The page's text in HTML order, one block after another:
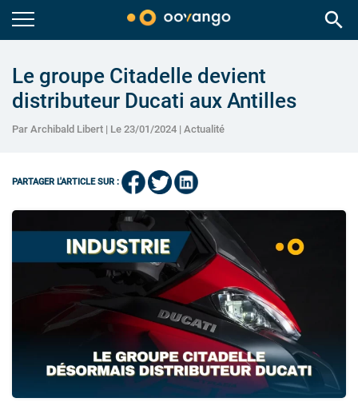
search
Le groupe Citadelle devient
distributeur Ducati aux Antilles
Par Archibald Libert | Le 23/01/2024 | Actualité
PARTAGER L'ARTICLE SUR :